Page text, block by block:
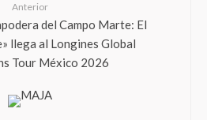
Anterior
del Campo Marte: El
llega al Longines Global
Tour México 2026